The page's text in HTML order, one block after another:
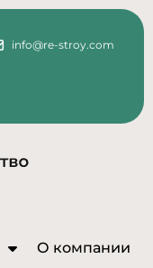
info@re-stroy.com
О компании